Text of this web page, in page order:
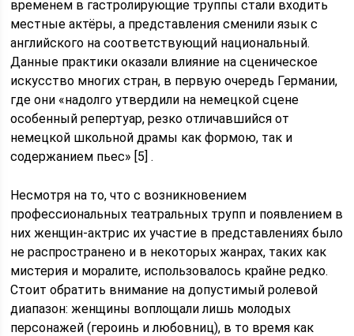
временем в гастролирующие труппы стали входить
местные актёры, а представления сменили язык с
английского на соответствующий национальный.
Данные практики оказали влияние на сценическое
искусство многих стран, в первую очередь Германии,
где они «надолго утвердили на немецкой сцене
особенный репертуар, резко отличавшийся от
немецкой школьной драмы как формою, так и
содержанием пьес» [5] .
Несмотря на то, что с возникновением
профессиональных театральных трупп и появлением в
них женщин-актрис их участие в представлениях было
не распространено и в некоторых жанрах, таких как
мистерия и моралите, использовалось крайне редко.
Стоит обратить внимание на допустимый ролевой
диапазон: женщины воплощали лишь молодых
персонажей (героинь и любовниц), в то время как